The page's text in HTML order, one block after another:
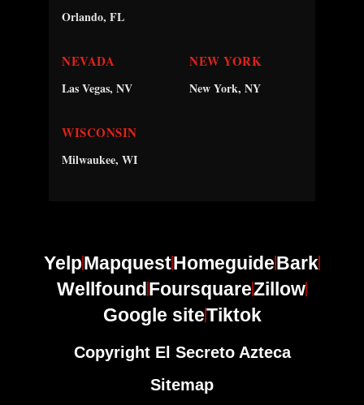
Orlando, FL
NEVADA
Las Vegas, NV
NEW YORK
New York, NY
WISCONSIN
Milwaukee, WI
YelpMapquestHomeguideBark
WellfoundFoursquareZillow
Google siteTiktok
Copyright El Secreto Azteca
Sitemap